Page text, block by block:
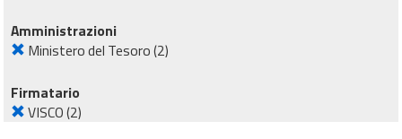
Amministrazioni
Ministero del Tesoro(2)
Firmatario
VISCO(2)